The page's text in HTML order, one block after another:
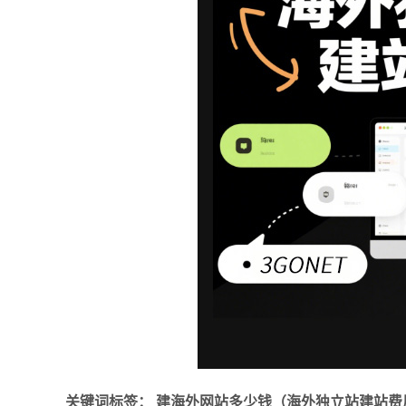
关键词标签： 建海外网站多少钱（海外独立站建站费